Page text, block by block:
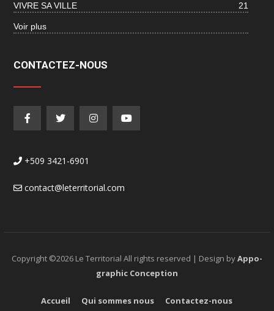
VIVRE SA VILLE 21
Voir plus
CONTACTEZ-NOUS
+509 3421-6901
contact@leterritorial.com
Copyright ©2026 Le Territorial All rights reserved | Design byAppo-
graphic Conception
Accueil Qui sommes nous Contactez-nous